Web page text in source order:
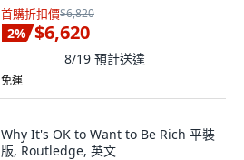
首購折扣價$6,820
2% $6,620
8/19 預計送達
免運
Why It's OK to Want to Be Rich 平裝
版, Routledge, 英文